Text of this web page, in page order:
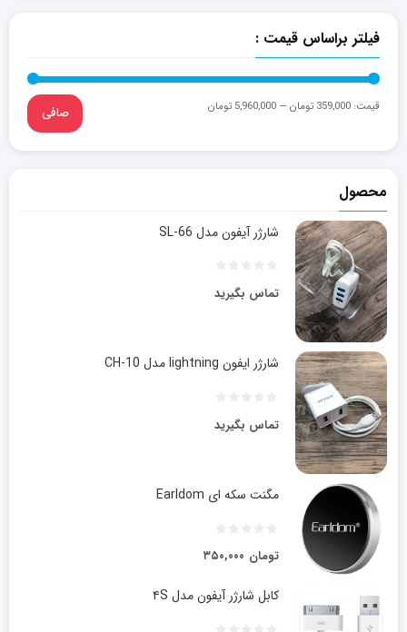
فیلتر براساس قیمت :
صافی قيمت: 359,000 تومان —5,960,000 تومان
محصول
شارژر آیفون مدل SL-66
تماس بگیرید
شارژر ایفون lightning مدل CH-10
تماس بگیرید
مگنت سکه ای Earldom
۳۵۰,۰۰۰ تومان
کابل شارژر آیفون مدل ۴S